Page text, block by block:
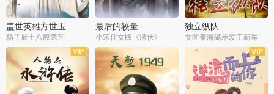
盖世英雄方世玉
杨子展十八般武艺
最后的较量
小宋佳女版《潜伏》
独立纵队
女匪秦海璐示爱王新军
全40集
全30集 全43集